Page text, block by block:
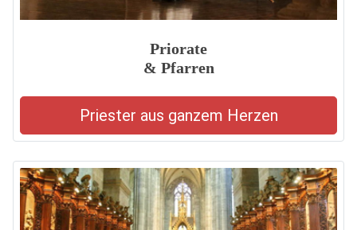
Priorate
& Pfarren
Priester aus ganzem Herzen